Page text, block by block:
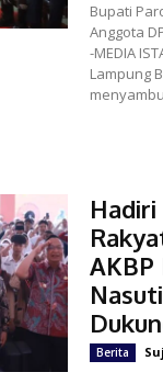
Bupati
Anggota
-MEDIA
Lampung
Hadiri
AKBP
Berita